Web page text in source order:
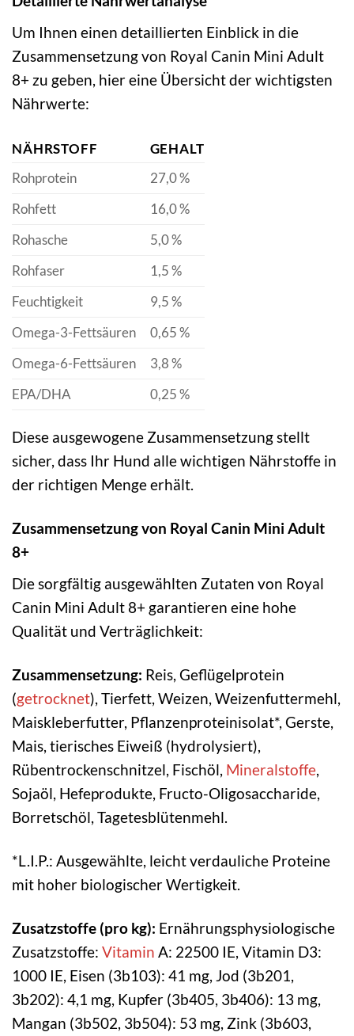
Um Ihnen einen detaillierten Einblick in die
Zusammensetzung von Royal Canin Mini Adult
8+ zu geben, hier eine Übersicht der wichtigsten
Nährwerte:
NÄHRSTOFF
GEHALT
Rohprotein
27,0 %
Rohfett
16,0 %
Rohasche
5,0 %
Rohfaser
1,5 %
Feuchtigkeit
9,5 %
Omega-3-Fettsäuren
0,65 %
Omega-6-Fettsäuren
3,8 %
EPA/DHA
0,25 %
Diese ausgewogene Zusammensetzung stellt
sicher, dass Ihr Hund alle wichtigen Nährstoffe in
der richtigen Menge erhält.
Zusammensetzung von Royal Canin Mini Adult
8+
Die sorgfältig ausgewählten Zutaten von Royal
Canin Mini Adult 8+ garantieren eine hohe
Qualität und Verträglichkeit:
Zusammensetzung: Reis, Geflügelprotein
(getrocknet), Tierfett, Weizen, Weizenfuttermehl,
Maiskleberfutter, Pflanzenproteinisolat*, Gerste,
Mais, tierisches Eiweiß (hydrolysiert),
Rübentrockenschnitzel, Fischöl, Mineralstoffe,
Sojaöl, Hefeprodukte, Fructo-Oligosaccharide,
Borretschöl, Tagetesblütenmehl.
*L.I.P.: Ausgewählte, leicht verdauliche Proteine
mit hoher biologischer Wertigkeit.
Zusatzstoffe (pro kg): Ernährungsphysiologische
Zusatzstoffe: Vitamin A: 22500 IE, Vitamin D3:
1000 IE, Eisen (3b103): 41 mg, Jod (3b201,
3b202): 4,1 mg, Kupfer (3b405, 3b406): 13 mg,
Mangan (3b502, 3b504): 53 mg, Zink (3b603,